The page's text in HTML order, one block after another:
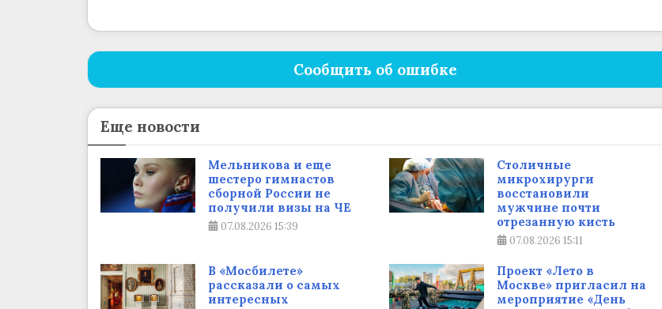
Сообщить об ошибке
Еще новости
Мельникова и еще
шестеро гимнастов
сборной России не
получили визы на ЧЕ
07.08.2026 15:39
Столичные
микрохирурги
восстановили
мужчине почти
отрезанную кисть
07.08.2026 15:11
В «Мосбилете»
рассказали о самых
интересных
Проект «Лето в
Москве» пригласил на
мероприятие «День